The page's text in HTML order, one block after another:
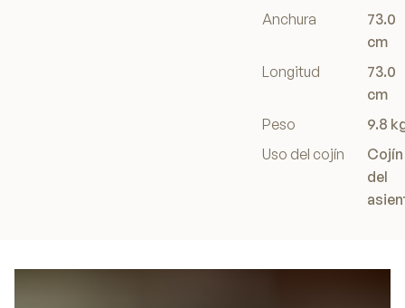
Anchura
73.0
cm
Longitud
73.0
cm
Peso
9.8
Uso del cojín
Cojín
del